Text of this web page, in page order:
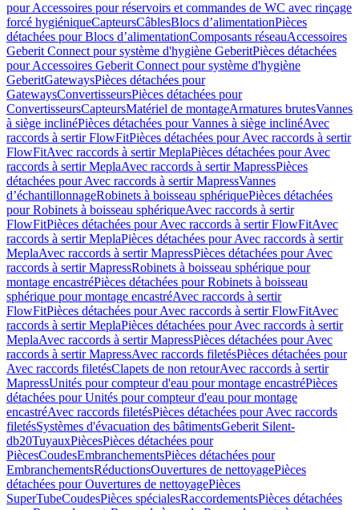
pour Accessoires pour réservoirs et commandes de WC avec rinçage
forcé hygiéniqueCapteursCâblesBlocs d’alimentationPièces
détachées pour Blocs d’alimentationComposants réseauAccessoires
Geberit Connect pour système d'hygiène GeberitPièces détachées
pour Accessoires Geberit Connect pour système d'hygiène
GeberitGatewaysPièces détachées pour
GatewaysConvertisseursPièces détachées pour
ConvertisseursCapteursMatériel de montageArmatures brutesVannes
à siège inclinéPièces détachées pour Vannes à siège inclinéAvec
raccords à sertir FlowFitPièces détachées pour Avec raccords à sertir
FlowFitAvec raccords à sertir MeplaPièces détachées pour Avec
raccords à sertir MeplaAvec raccords à sertir MapressPièces
détachées pour Avec raccords à sertir MapressVannes
d’échantillonnageRobinets à boisseau sphériquePièces détachées
pour Robinets à boisseau sphériqueAvec raccords à sertir
FlowFitPièces détachées pour Avec raccords à sertir FlowFitAvec
raccords à sertir MeplaPièces détachées pour Avec raccords à sertir
MeplaAvec raccords à sertir MapressPièces détachées pour Avec
raccords à sertir MapressRobinets à boisseau sphérique pour
montage encastréPièces détachées pour Robinets à boisseau
sphérique pour montage encastréAvec raccords à sertir
FlowFitPièces détachées pour Avec raccords à sertir FlowFitAvec
raccords à sertir MeplaPièces détachées pour Avec raccords à sertir
MeplaAvec raccords à sertir MapressPièces détachées pour Avec
raccords à sertir MapressAvec raccords filetésPièces détachées pour
Avec raccords filetésClapets de non retourAvec raccords à sertir
MapressUnités pour compteur d'eau pour montage encastréPièces
détachées pour Unités pour compteur d'eau pour montage
encastréAvec raccords filetésPièces détachées pour Avec raccords
filetésSystèmes d'évacuation des bâtimentsGeberit Silent-
db20TuyauxPiècesPièces détachées pour
PiècesCoudesEmbranchementsPièces détachées pour
EmbranchementsRéductionsOuvertures de nettoyagePièces
détachées pour Ouvertures de nettoyagePièces
SuperTubeCoudesPièces spécialesRaccordementsPièces détachées